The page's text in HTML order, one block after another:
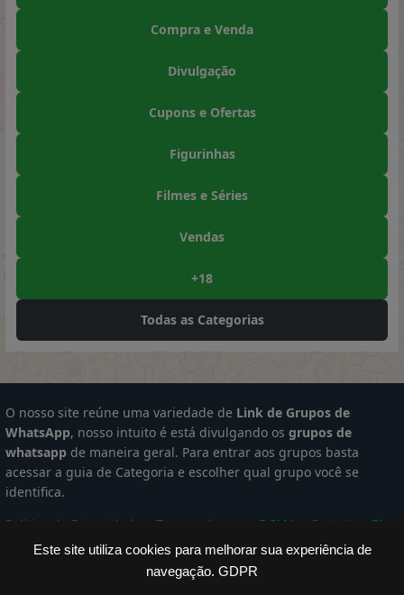
Este site utiliza cookies para melhorar sua experiência de
navegação. GDPR
Compra e Venda
Divulgação
Cupons e Ofertas
Figurinhas
Filmes e Séries
Vendas
+18
Todas as Categorias
O nosso site reúne uma variedade de Link de Grupos de
WhatsApp, nosso intuito é está divulgando os grupos de
whatsapp de maneira geral. Para entrar aos grupos basta
acessar a guia de Categoria e escolher qual grupo você se
identifica.
Politica de Privacidade
Termos de uso DCMA Contato
Blog
Memes Engraçados
Telegram Grupos
Cursos para Fazer
Dinheiro Web Figurinhas Para Whats